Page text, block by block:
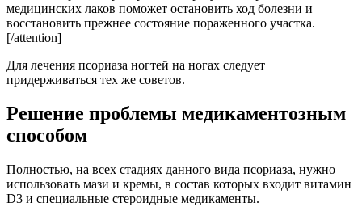
медицинских лаков поможет остановить ход болезни и
восстановить прежнее состояние пораженного участка.
[/attention]
Для лечения псориаза ногтей на ногах следует
придерживаться тех же советов.
Решение проблемы медикаментозным
способом
Полностью, на всех стадиях данного вида псориаза, нужно
использовать мази и кремы, в состав которых входит витамин
D3 и специальные стероидные медикаменты.